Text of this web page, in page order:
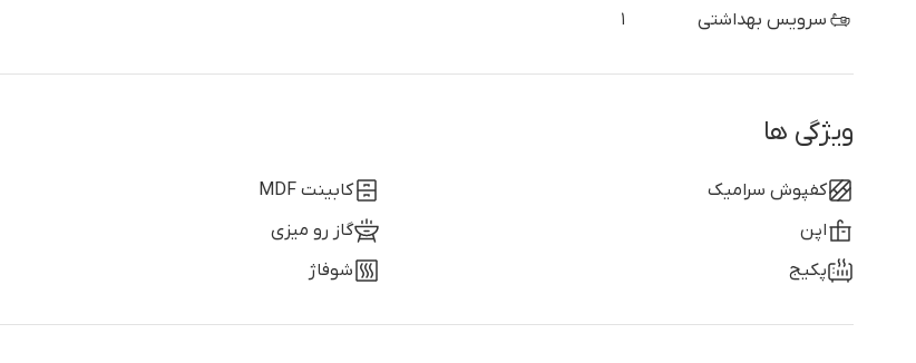
سرویس بهداشتی
1
ویژگی ها
کفپوش سرامیک
کابینت MDF
اپن
گاز رو میزی
پکیج
شوفاژ